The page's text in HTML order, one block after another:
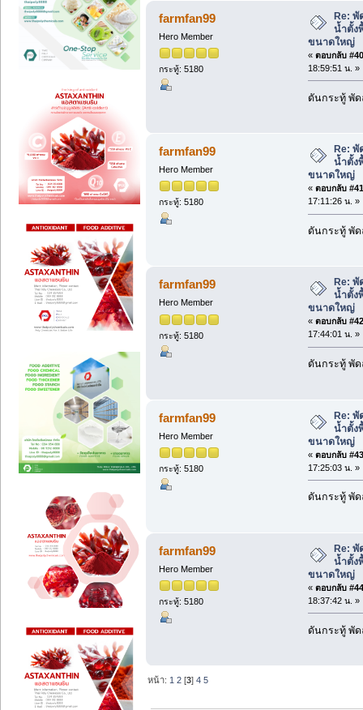
farmfan99
Hero Member
กระทู้: 5180
Re:
น้ำตั้ง
ขนาดใหญ่
« ตอบกลับ
18:59:51 น. »
ดันกระทู้ พั
farmfan99
Hero Member
กระทู้: 5180
Re:
น้ำตั้ง
ขนาดใหญ่
« ตอบกลับ
17:11:26 น. »
ดันกระทู้ พั
farmfan99
Hero Member
กระทู้: 5180
Re:
น้ำตั้ง
ขนาดใหญ่
« ตอบกลับ
17:44:01 น. »
ดันกระทู้ พั
farmfan99
Hero Member
กระทู้: 5180
Re: พั
น้ำตั้ง
ขนาดใหญ่
« ตอบกลับ
17:25:03 น. »
ดันกระทู้ พั
farmfan99
Hero Member
กระทู้: 5180
Re: พั
น้ำตั้ง
ขนาดใหญ่
« ตอบกลับ
18:37:42 น. »
ดันกระทู้ พั
หน้า: 1 2 [3]4 5